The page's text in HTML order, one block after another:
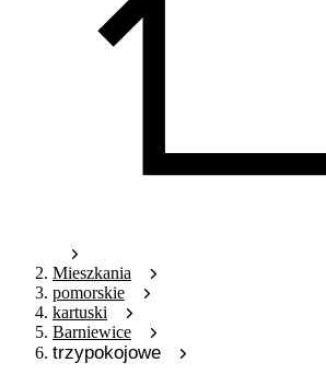
Mieszkania
pomorskie
kartuski
Barniewice
trzypokojowe